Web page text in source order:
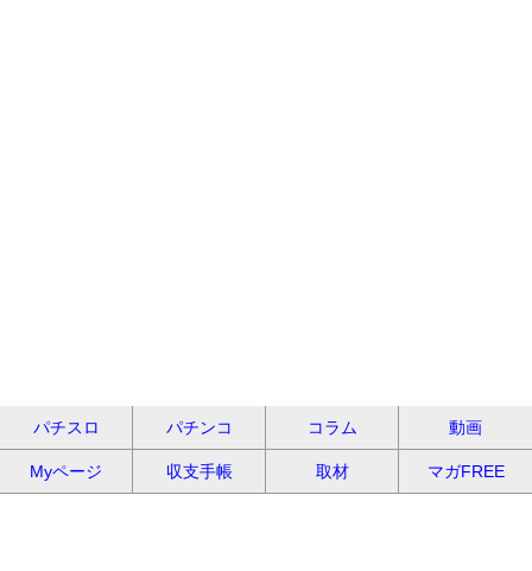
パチスロ パチンコ コラム 動画
Myページ 収支手帳 取材 マガFREE